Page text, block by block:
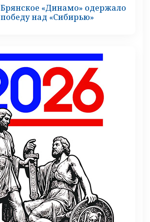
Брянское «Динамо» одержало
победу над «Сибирью»